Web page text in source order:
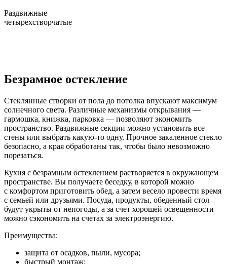
Раздвижные
четырехстворчатые
Безрамное остекление
Стеклянные створки от пола до потолка впускают максимум
солнечного света. Различные механизмы открывания —
гармошка, книжка, парковка — позволяют экономить
пространство. Раздвижные секции можно установить все
стены или выбрать какую-то одну. Прочное закаленное стекло
безопасно, а края обработаны так, чтобы было невозможно
порезаться.
Кухня с безрамным остеклением растворяется в окружающем
пространстве. Вы получаете беседку, в которой можно
с комфортом приготовить обед, а затем весело провести время
с семьей или друзьями. Посуда, продукты, обеденный стол
будут укрыты от непогоды, а за счет хорошей освещенности
можно сэкономить на счетах за электроэнергию.
Преимущества:
защита от осадков, пыли, мусора;
быстрый монтаж;